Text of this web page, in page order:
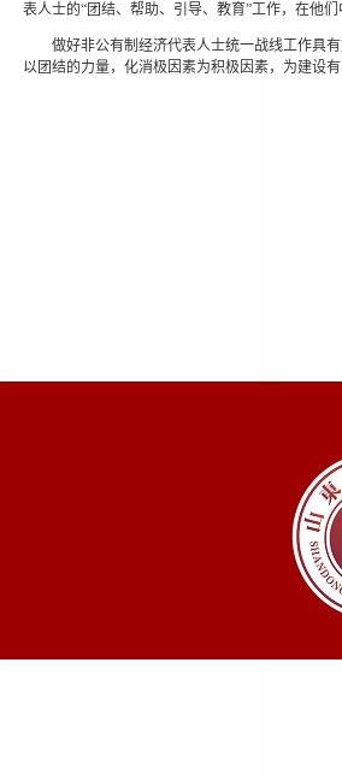
表人士的“团结、帮助、引导、教育”工作，在他
做好非公有制经济代表人士统一战线工作具
以团结的力量，化消极因素为积极因素，为建设